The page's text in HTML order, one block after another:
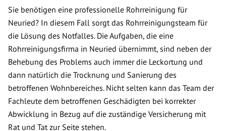
Sie benötigen eine professionelle Rohrreinigung für
Neuried? In diesem Fall sorgt das Rohrreinigungsteam für
die Lösung des Notfalles. Die Aufgaben, die eine
Rohrreinigungsfirma in Neuried übernimmt, sind neben der
Behebung des Problems auch immer die Leckortung und
dann natürlich die Trocknung und Sanierung des
betroffenen Wohnbereiches. Nicht selten kann das Team der
Fachleute dem betroffenen Geschädigten bei korrekter
Abwicklung in Bezug auf die zuständige Versicherung mit
Rat und Tat zur Seite stehen.